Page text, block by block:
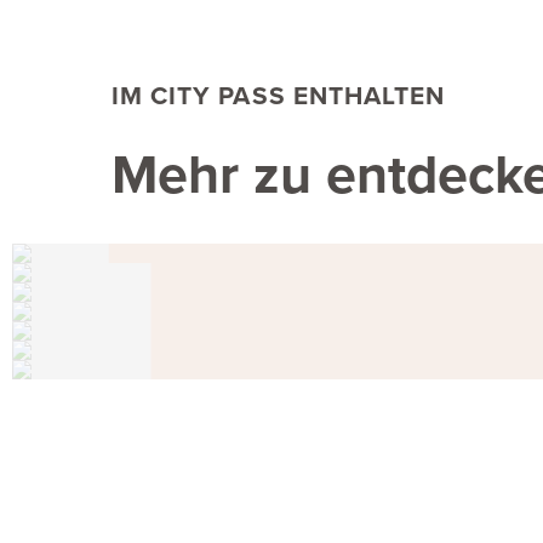
IM CITY PASS ENTHALTEN
Mehr zu